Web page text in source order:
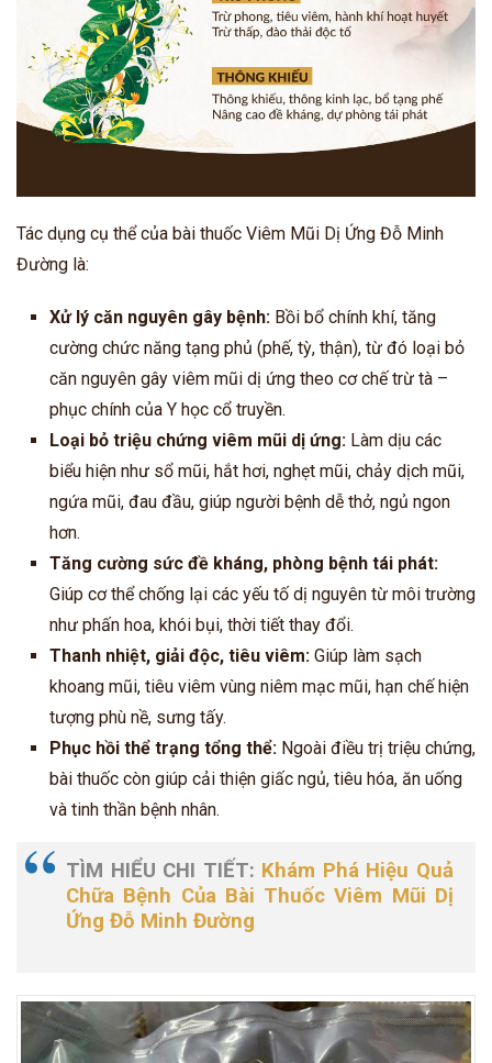
Tác dụng cụ thể của bài thuốc Viêm Mũi Dị Ứng Đỗ Minh
Đường là:
Xử lý căn nguyên gây bệnh: Bồi bổ chính khí, tăng
cường chức năng tạng phủ (phế, tỳ, thận), từ đó loại bỏ
căn nguyên gây viêm mũi dị ứng theo cơ chế trừ tà –
phục chính của Y học cổ truyền.
Loại bỏ triệu chứng viêm mũi dị ứng: Làm dịu các
biểu hiện như sổ mũi, hắt hơi, nghẹt mũi, chảy dịch mũi,
ngứa mũi, đau đầu, giúp người bệnh dễ thở, ngủ ngon
hơn.
Tăng cường sức đề kháng, phòng bệnh tái phát:
Giúp cơ thể chống lại các yếu tố dị nguyên từ môi trường
như phấn hoa, khói bụi, thời tiết thay đổi.
Thanh nhiệt, giải độc, tiêu viêm: Giúp làm sạch
khoang mũi, tiêu viêm vùng niêm mạc mũi, hạn chế hiện
tượng phù nề, sưng tấy.
Phục hồi thể trạng tổng thể: Ngoài điều trị triệu chứng,
bài thuốc còn giúp cải thiện giấc ngủ, tiêu hóa, ăn uống
và tinh thần bệnh nhân.
TÌM HIỂU CHI TIẾT: Khám Phá Hiệu Quả
Chữa Bệnh Của Bài Thuốc Viêm Mũi Dị
Ứng Đỗ Minh Đường